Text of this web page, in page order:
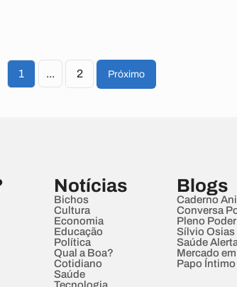
1 ... 2 Próximo
Notícias
Bichos
Cultura
Economia
Educação
Política
Qual a Boa?
Cotidiano
Saúde
Blogs
Caderno
Conversa
Pleno Poder
Sílvio Osias
Saúde
Mercado
Papo Íntimo